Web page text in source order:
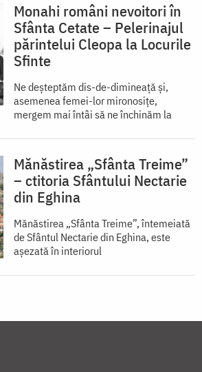
Monahi români nevoitori în
Sfânta Cetate – Pelerinajul
părintelui Cleopa la Locurile
Sfinte
Ne deșteptăm dis-de-dimineață și,
asemenea femei-lor mironosițe,
mergem mai întâi să ne închinăm la
Mănăstirea „Sfânta Treime”
– ctitoria Sfântului Nectarie
din Eghina
Mănăstirea „Sfânta Treime”, întemeiată
de Sfântul Nectarie din Eghina, este
aşezată în interiorul